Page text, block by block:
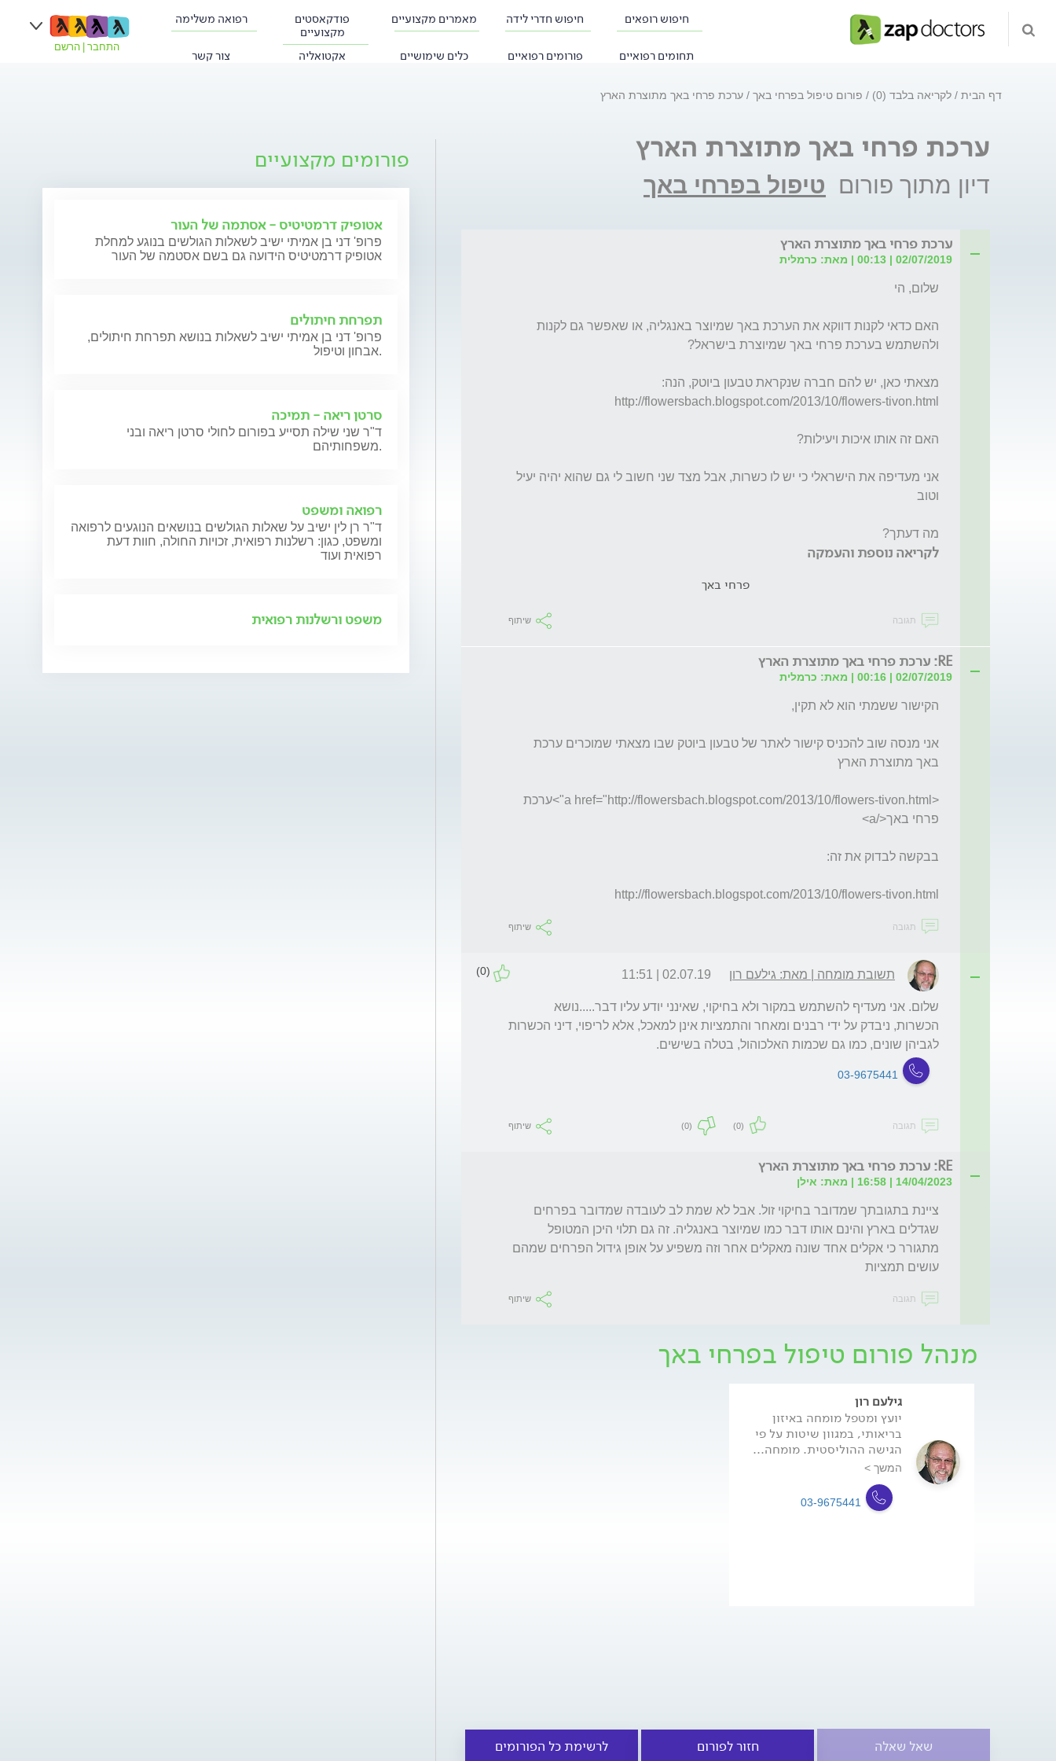
חיפוש רופאים חיפוש חדרי לידה מאמרים מקצועיים
פודקאסטים
מקצועיים
רפואה משלימה
תחומים רפואיים פורומים רפואיים כלים שימושיים אקטואליה צור קשר
התחבר הרשם
דף הבית לקריאה בלבד (0) פורום טיפול בפרחי באך ערכת פרחי באך מתוצרת הארץ
ערכת פרחי באך מתוצרת הארץ
דיון מתוך פורום טיפול בפרחי באך
ערכת פרחי באך מתוצרת הארץ
02/07/2019 | 00:13 | מאת: כרמלית
מה דעתך?
לקריאה נוספת והעמקה
פרחי באך
תגובה שיתוף
RE: ערכת פרחי באך מתוצרת הארץ
02/07/2019 | 00:16 | מאת: כרמלית
http://flowersbach.blogspot.com/2013/10/flowers-tivon.html
תגובה שיתוף
תשובת מומחה | מאת: גילעם רון 02.07.19 | 11:51
(0)
לגביהן שונים, כמו גם שכמות האלכוהול, בטלה בשישים.
03-9675441
תגובה (0)
(0) שיתוף
RE: ערכת פרחי באך מתוצרת הארץ
14/04/2023 | 16:58 | מאת: אילן
עושים תמציות
תגובה שיתוף
מנהל פורום טיפול בפרחי באך
גילעם רון
יועץ ומטפל מומחה באיזון
בריאותי, במגוון שיטות על פי
הגישה ההוליסטית. מומחה...
המשך >
03-9675441
שאל שאלה חזור לפורום לרשימת כל הפורומים
פורומים מקצועיים
אטופיק דרמטיטיס - אסתמה של העור
פרופ' דני בן אמיתי ישיב לשאלות הגולשים בנוגע למחלת
אטופיק דרמטיטיס הידועה גם בשם אסטמה של העור
תפרחת חיתולים
פרופ' דני בן אמיתי ישיב לשאלות בנושא תפרחת חיתולים,
אבחון וטיפול.
סרטן ריאה - תמיכה
ד"ר שני שילה תסייע בפורום לחולי סרטן ריאה ובני
משפחותיהם.
רפואה ומשפט
ד"ר רן לין ישיב על שאלות הגולשים בנושאים הנוגעים לרפואה
ומשפט, כגון: רשלנות רפואית, זכויות החולה, חוות דעת
רפואית ועוד
משפט ורשלנות רפואית